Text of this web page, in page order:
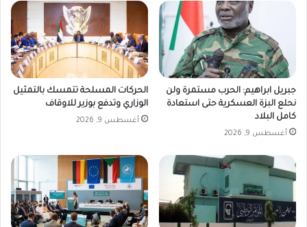
جبريل ابراهيم: الحرب مستمرة ولن
نحلع البزة العسكرية حتى استعادة
كامل البلاد
أغسطس 9, 2026
الحركات المسلحة تتمسك بالتمثيل
الوزاري وتدفع بوزير للاوقاف
أغسطس 9, 2026